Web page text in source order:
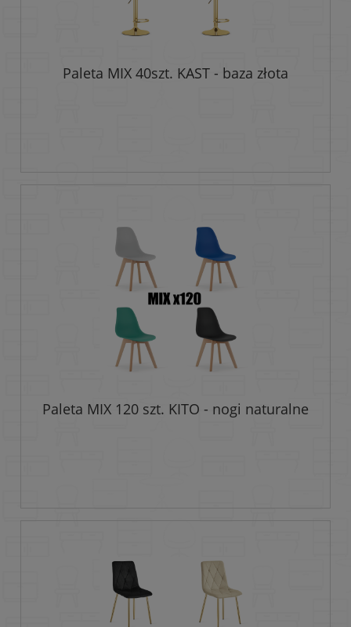
Paleta MIX 40szt. KAST - baza złota
Paleta MIX 120 szt. KITO - nogi naturalne